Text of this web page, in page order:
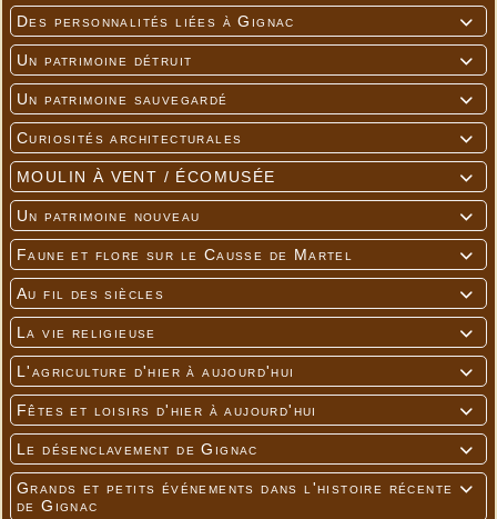

Des personnalités liées à Gignac

Un patrimoine détruit

Un patrimoine sauvegardé

Curiosités architecturales

MOULIN À VENT / ÉCOMUSÉE

Un patrimoine nouveau

Faune et flore sur le Causse de Martel

Au fil des siècles

La vie religieuse

L'agriculture d'hier à aujourd'hui

Fêtes et loisirs d'hier à aujourd'hui

Le désenclavement de Gignac

Grands et petits événements dans l'histoire récente
de Gignac